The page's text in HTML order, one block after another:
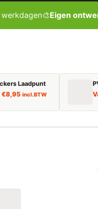
🎨Eigen
Laadpunt
€8,95 incl. BTW